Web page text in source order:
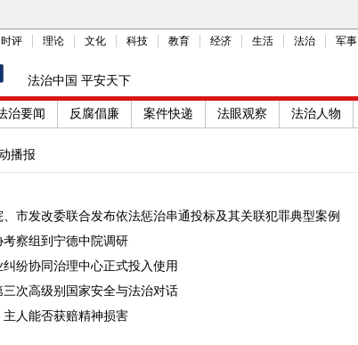
时评 理论 文化 科技 教育 经济 生活 法治 军事
法治中国 平安天下
治要闻 反腐倡廉 案件快递 法眼观察 法治人物
播报
市发改委联合发布依法惩治串通投标及其关联犯罪典型案例
考察组到宁德中院调研
纷协同治理中心正式投入使用
三次高级别国家安全与法治对话
主人能否获赔精神损害